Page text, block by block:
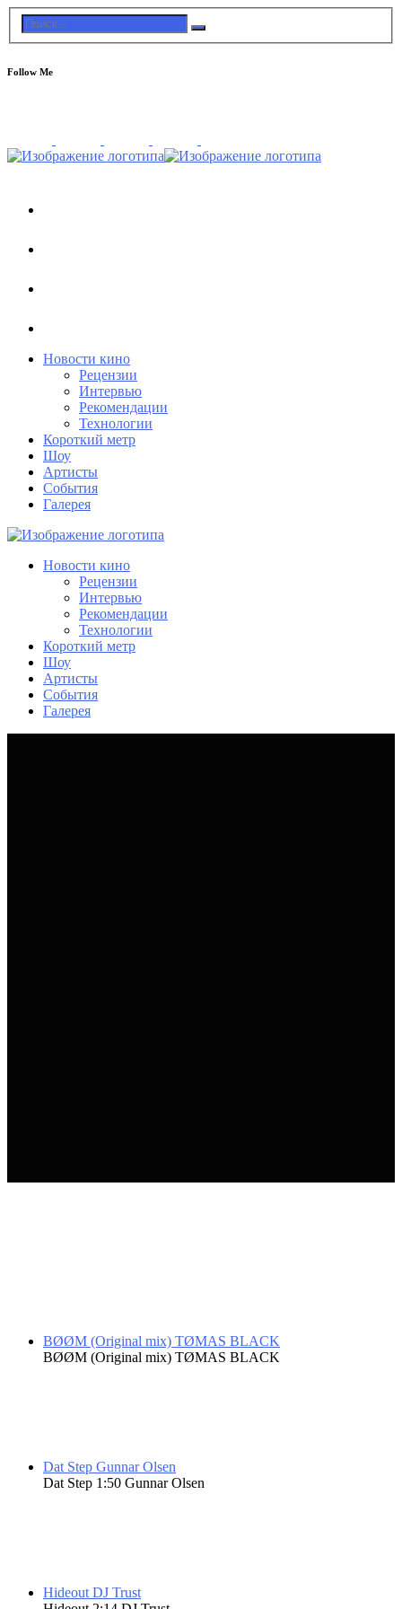
Follow Me
Новости кино
Рецензии
Интервью
Рекомендации
Технологии
Короткий метр
Шоу
Артисты
События
Галерея
Новости кино
Рецензии
Интервью
Рекомендации
Технологии
Короткий метр
Шоу
Артисты
События
Галерея
BØØM (Original mix) TØMAS BLACK
BØØM (Original mix) TØMAS BLACK
Dat Step Gunnar Olsen
Dat Step 1:50 Gunnar Olsen
Hideout DJ Trust